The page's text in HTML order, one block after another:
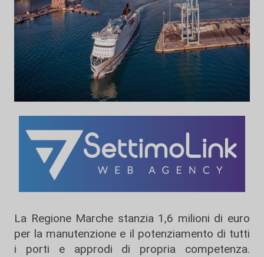
La Regione Marche stanzia 1,6 milioni di euro
per la manutenzione e il potenziamento di tutti
i porti e approdi di propria competenza.